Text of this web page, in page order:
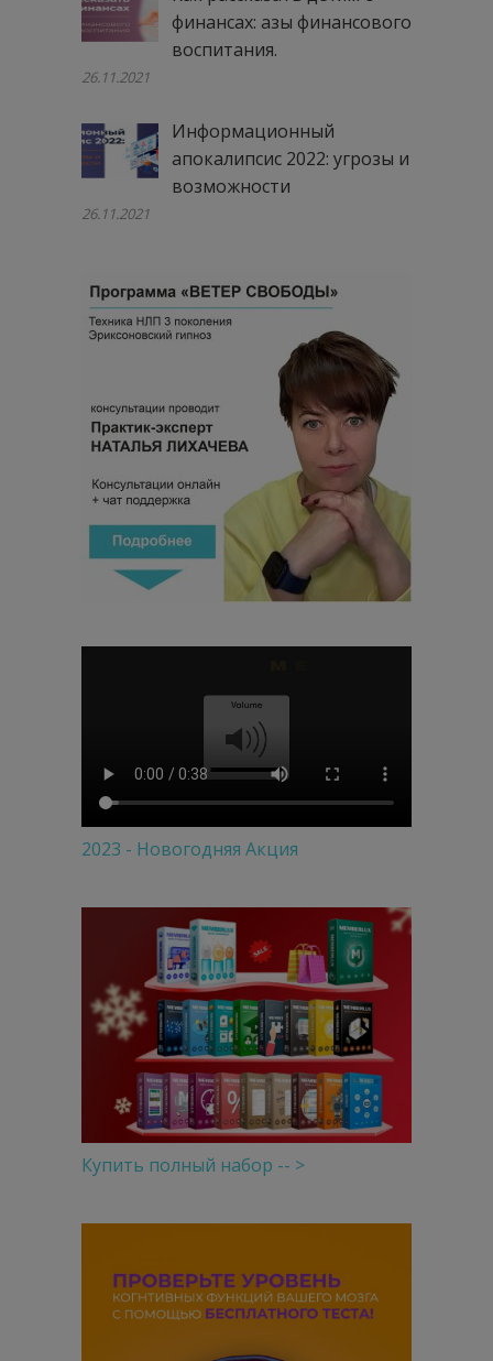
финансах: азы финансового
воспитания.
26.11.2021
Информационный
апокалипсис 2022: угрозы и
возможности
26.11.2021
2023 - Новогодняя Акция
Купить полный набор -- >